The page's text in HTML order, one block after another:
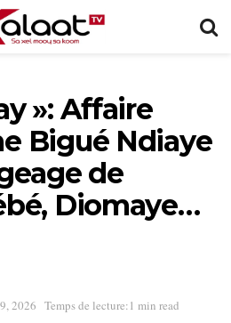
»: Affaire
Bigué Ndiaye
de
Diomaye…
2026 Temps de lecture:1 min read